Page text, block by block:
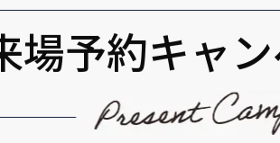
場予約キャ